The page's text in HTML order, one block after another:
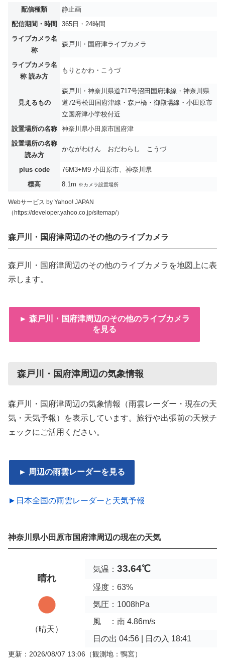
配信種類
静止画
配信期間・時間
365日・24時間
ライブカメラ名
称
森戸川・国府津ライブカメラ
ライブカメラ名
称 読み方
もりとかわ・こうづ
見えるもの
森戸川・神奈川県道717号沼田国府津線・神奈川県
道72号松田国府津線・森戸橋・御殿場線・小田原市
立国府津小学校付近
設置場所の名称
神奈川県小田原市国府津
設置場所の名称
読み方
かながわけん おだわらし こうづ
plus code
76M3+M9 小田原市、神奈川県
標高
8.1m ※カメラ設置場所
Webサービス by Yahoo! JAPAN
（https://developer.yahoo.co.jp/sitemap/）
森戸川・国府津周辺のその他のライブカメラ
森戸川・国府津周辺のその他のライブカメラを地図上に表
示します。
► 森戸川・国府津周辺のその他のライブカメラ
を見る
森戸川・国府津周辺の気象情報
森戸川・国府津周辺の気象情報（雨雲レーダー・現在の天
気・天気予報）を表示しています。旅行や出張前の天候チ
ェックにご活用ください。
► 周辺の雨雲レーダーを見る
►日本全国の雨雲レーダーと天気予報
神奈川県小田原市国府津周辺の現在の天気
晴れ
（晴天）
気温： 33.64℃
湿度：63%
気圧：1008hPa
風 ：南 4.86m/s
日の出 04:56 | 日の入 18:41
更新：2026/08/07 13:06 （観測地：鴨宮）